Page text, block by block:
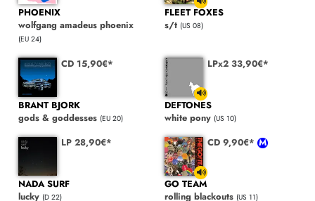
PHOENIX
wolfgang amadeus phoenix
(EU 24)
FLEET FOXES
s/t (US 08)
CD 15,90€*
BRANT BJORK
gods & goddesses (EU 20)
LPx2 33,90€*
DEFTONES
white pony (US 10)
LP 28,90€*
NADA SURF
lucky (D 22)
CD 9,90€*
GO TEAM
rolling blackouts (US 11)